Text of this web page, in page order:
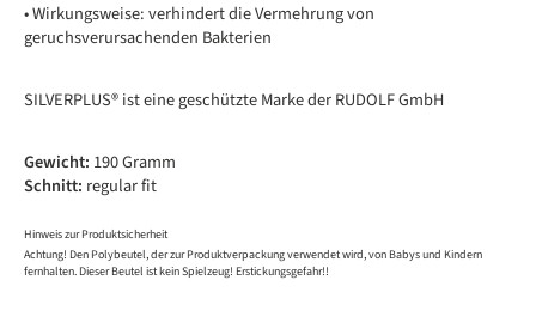
• Wirkungsweise: verhindert die Vermehrung von
geruchsverursachenden Bakterien
SILVERPLUS® ist eine geschützte Marke der RUDOLF GmbH
Gewicht: 190 Gramm
Schnitt: regular fit
Hinweis zur Produktsicherheit
Achtung! Den Polybeutel, der zur Produktverpackung verwendet wird, von Babys und Kindern
fernhalten. Dieser Beutel ist kein Spielzeug! Erstickungsgefahr!!